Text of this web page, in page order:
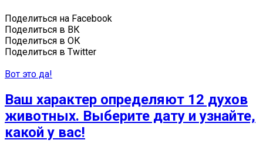
Поделиться на Facebook
Поделиться в ВК
Поделиться в ОК
Поделиться в Twitter
Вот это да!
Ваш характер определяют 12 духов
животных. Выберите дату и узнайте,
какой у вас!